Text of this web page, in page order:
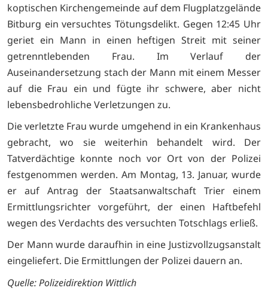
koptischen Kirchengemeinde auf dem Flugplatzgelände
Bitburg ein versuchtes Tötungsdelikt. Gegen 12:45 Uhr
geriet ein Mann in einen heftigen Streit mit seiner
getrenntlebenden Frau. Im Verlauf der
Auseinandersetzung stach der Mann mit einem Messer
auf die Frau ein und fügte ihr schwere, aber nicht
lebensbedrohliche Verletzungen zu.
Die verletzte Frau wurde umgehend in ein Krankenhaus
gebracht, wo sie weiterhin behandelt wird. Der
Tatverdächtige konnte noch vor Ort von der Polizei
festgenommen werden. Am Montag, 13. Januar, wurde
er auf Antrag der Staatsanwaltschaft Trier einem
Ermittlungsrichter vorgeführt, der einen Haftbefehl
wegen des Verdachts des versuchten Totschlags erließ.
Der Mann wurde daraufhin in eine Justizvollzugsanstalt
eingeliefert. Die Ermittlungen der Polizei dauern an.
Quelle: Polizeidirektion Wittlich